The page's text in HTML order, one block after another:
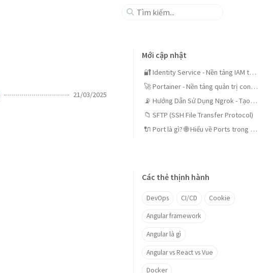
21/03/2025
Mới cập nhật
🔐 Identity Service - Nền tảng IAM tập trung cho doanh nghiệp
🚀 Portainer - Nền tảng quản trị container mã nguồn mở dễ dùng
📡 Hướng Dẫn Sử Dụng Ngrok - Tạo Tunnels An Toàn
📁 SFTP (SSH File Transfer Protocol)
🔌 Port là gì? 🌐 Hiểu về Ports trong mạng máy tính
Các thẻ thịnh hành
DevOps CI/CD Cookie
Angular framework
Angular là gì
Angular vs React vs Vue
Docker